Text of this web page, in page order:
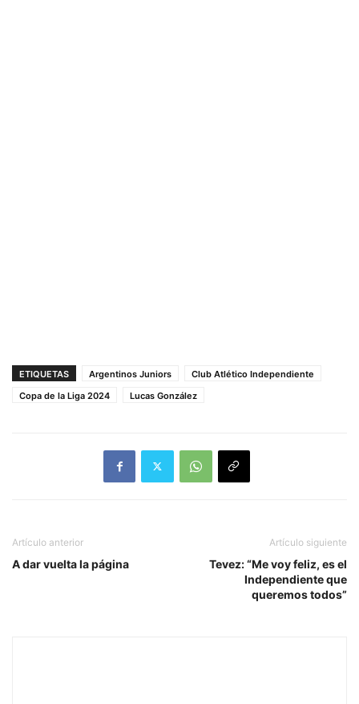
ETIQUETAS Argentinos Juniors
Club Atlético Independiente
Copa de la Liga 2024
Lucas González
Artículo anterior
A dar vuelta la página
Artículo siguiente
Tevez: “Me voy feliz, es el
Independiente que
queremos todos”